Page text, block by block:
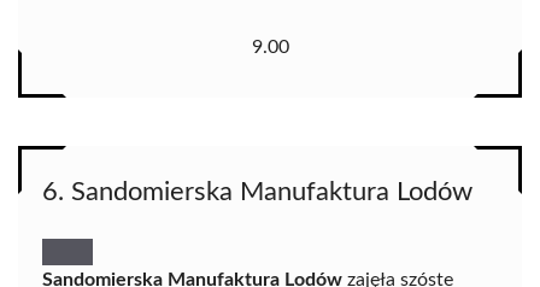
9.00
6. Sandomierska Manufaktura Lodów
Sandomierska Manufaktura Lodów zajęła szóste